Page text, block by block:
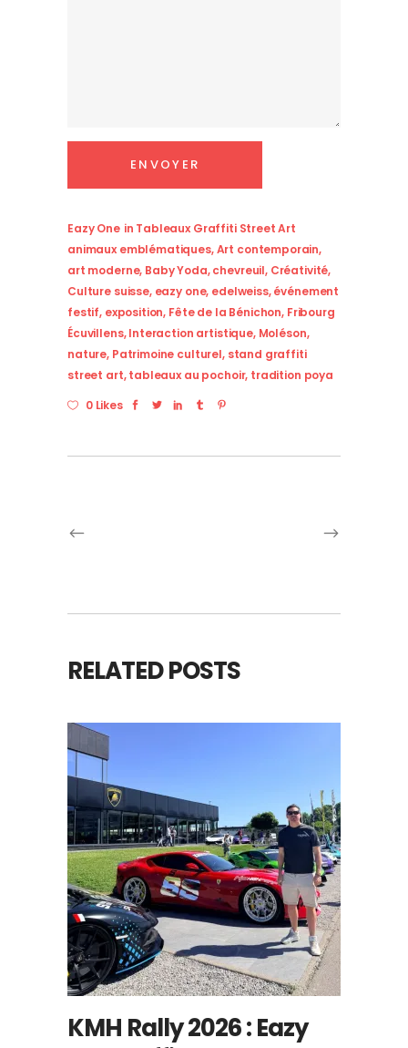
Eazy One in Tableaux Graffiti Street Art
animaux emblématiques,Art contemporain,
art moderne, Baby Yoda,chevreuil, Créativité,
Culture suisse, eazy one, edelweiss,événement
festif, exposition, Fête de la Bénichon, Fribourg
Écuvillens,Interaction artistique, Moléson,
nature, Patrimoine culturel, stand graffiti
street art,tableaux au pochoir, tradition poya
0 Likes
RELATED POSTS
KMH Rally 2026 : Eazy